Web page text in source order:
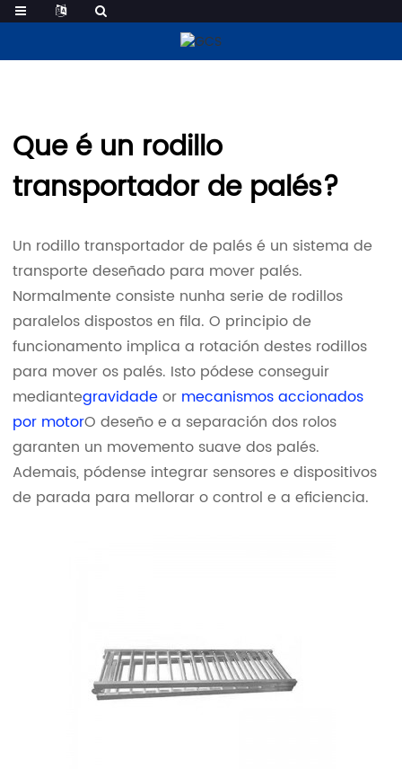
Rodillos Transportadores De Palés
Que é un rodillo
transportador de palés?
Un rodillo transportador de palés é un sistema de
transporte deseñado para mover palés.
Normalmente consiste nunha serie de rodillos
paralelos dispostos en fila. O principio de
funcionamento implica a rotación destes rodillos
para mover os palés. Isto pódese conseguir
mediantegravidadeor mecanismos accionados
por motorO deseño e a separación dos rolos
garanten un movemento suave dos palés.
Ademais, pódense integrar sensores e dispositivos
de parada para mellorar o control e a eficiencia.